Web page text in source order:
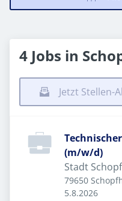
4 Jobs in
Jetzt Stellen-
(m/w/d)
Stadt
79650
Veröffentlicht
5.8.2026